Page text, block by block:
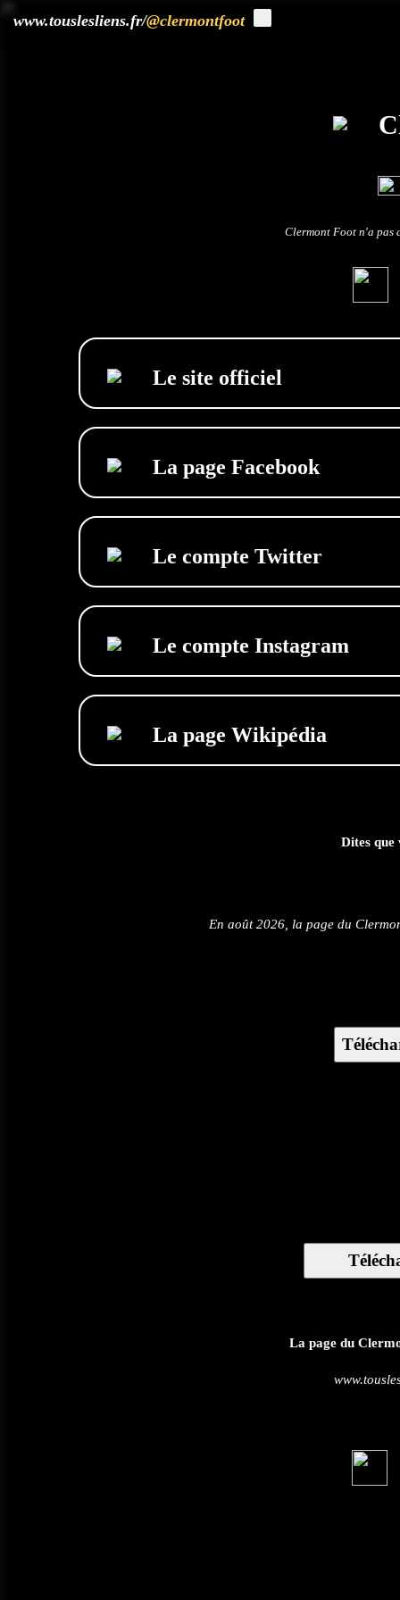
www.touslesliens.fr/@clermontfoot
Clermont Foot n'a pas
Le site officiel
La page Facebook
Le compte Twitter
Le compte Instagram
La page Wikipédia
Dites que
En août 2026, la page du
La page du